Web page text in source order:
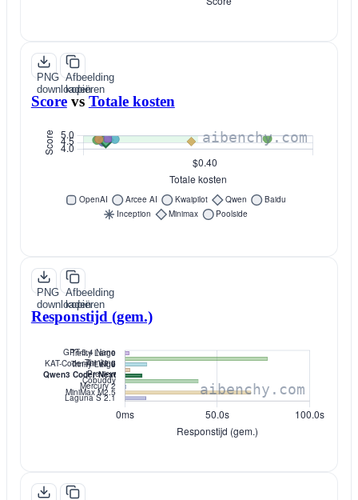
PNG
downloaden
Afbeelding
kopiëren
Score vs Totale kosten
PNG
downloaden
Afbeelding
kopiëren
Responstijd (gem.)